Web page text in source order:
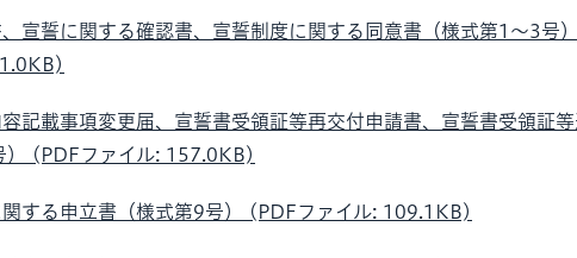
宣誓に関する確認書、宣誓制度に関する同意書（様式第1〜3号
記載事項変更届、宣誓書受領証等再交付申請書、宣誓書受領証
） (PDFファイル: 157.0KB)
関する申立書（様式第9号） (PDFファイル: 109.1KB)